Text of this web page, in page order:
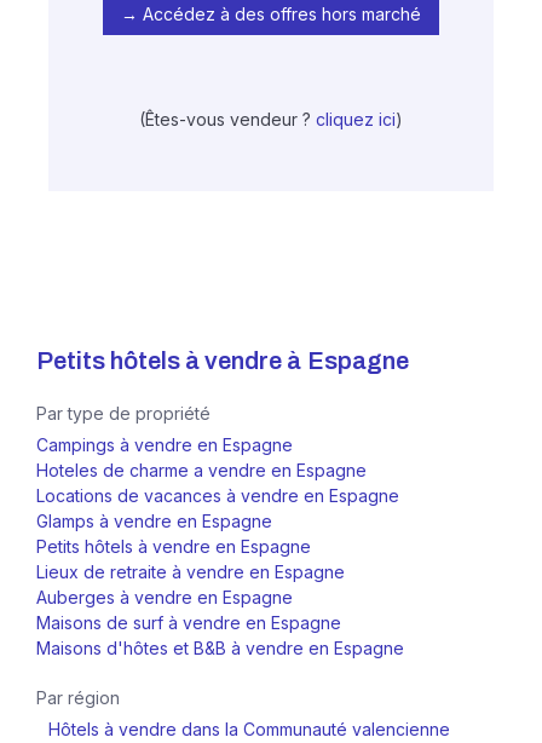
→ Accédez à des offres hors marché
(Êtes-vous vendeur ? cliquez ici)
Petits hôtels à vendre à Espagne
Par type de propriété
Campings à vendre en Espagne
Hoteles de charme a vendre en Espagne
Locations de vacances à vendre en Espagne
Glamps à vendre en Espagne
Petits hôtels à vendre en Espagne
Lieux de retraite à vendre en Espagne
Auberges à vendre en Espagne
Maisons de surf à vendre en Espagne
Maisons d'hôtes et B&B à vendre en Espagne
Par région
Hôtels à vendre dans la Communauté valencienne